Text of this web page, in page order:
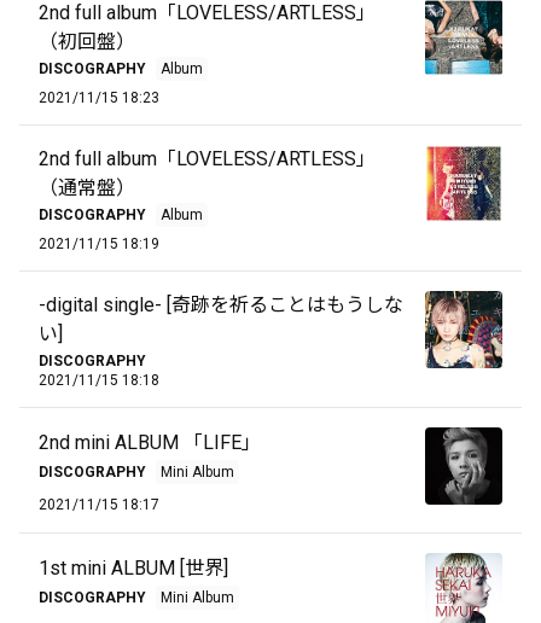
2nd full album「LOVELESS/ARTLESS」
（初回盤）
DISCOGRAPHY
Album
2021/11/15 18:23
2nd full album「LOVELESS/ARTLESS」
（通常盤）
DISCOGRAPHY
Album
2021/11/15 18:19
-digital single- [奇跡を祈ることはもうしな
い]
DISCOGRAPHY
2021/11/15 18:18
2nd mini ALBUM 「LIFE」
DISCOGRAPHY
Mini Album
2021/11/15 18:17
1st mini ALBUM [世界]
DISCOGRAPHY
Mini Album